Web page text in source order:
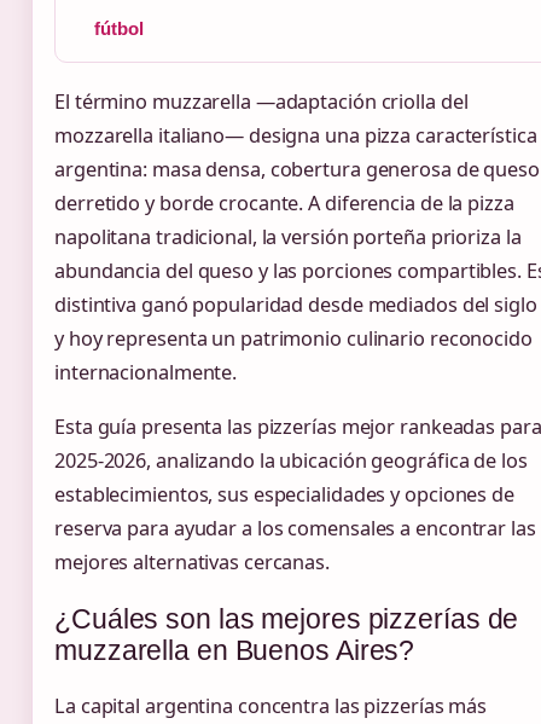
fútbol
El término muzzarella —adaptación criolla del
mozzarella italiano— designa una pizza característica
argentina: masa densa, cobertura generosa de queso
derretido y borde crocante. A diferencia de la pizza
napolitana tradicional, la versión porteña prioriza la
abundancia del queso y las porciones compartibles.
distintiva ganó popularidad desde mediados del siglo
y hoy representa un patrimonio culinario reconocido
internacionalmente.
Esta guía presenta las pizzerías mejor rankeadas para
2025-2026, analizando la ubicación geográfica de los
establecimientos, sus especialidades y opciones de
reserva para ayudar a los comensales a encontrar las
mejores alternativas cercanas.
¿Cuáles son las mejores pizzerías de
muzzarella en Buenos Aires?
La capital argentina concentra las pizzerías más